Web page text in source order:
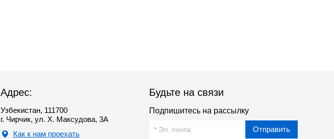
Адрес:
Узбекистан, 111700
г. Чирчик, ул. Х. Максудова, 3А
Как к нам проехать
Будьте на связи
Подпишитесь на рассылку
Отправить